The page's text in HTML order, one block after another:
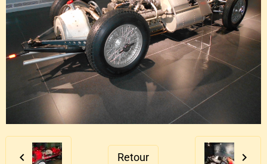
Retour